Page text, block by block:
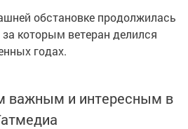
обстановке продолжилась
которым ветеран делился
годах.
важным и интересным в